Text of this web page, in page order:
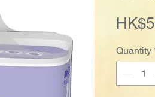
Quantity